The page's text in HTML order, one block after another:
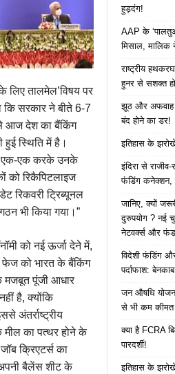
लिए तालमेल’विषय पर
कि सरकार ने बीते 6-7
से आज देश का बैंकिंग
स्थिति में है।
एक-एक करके उनके
को रिकैपिटलाइज
रिकवरी ट्रिब्यूनल
भी किया गया।”
को नई ऊर्जा देने में,
फेज को भारत के बैंकिंग
मजबूत पूंजी आधार
है, क्योंकि
अंतर्राष्ट्रीय
मील का पत्थर होने के
क्रिएटर्स का
बैलेंस शीट के
हुड़दंग!
AAP के
मिसाल, मालिक
राष्ट्रीय
हुनर से सशक्त हो
झूठ और अफवाह
बंद होने का डर!
इतिहास के
इंदिरा से
फंडिंग कनेक्शन,
जानिए, क्यों
दुरुपयोग ? नई
नेटवर्क्स और फंड
विदेशी फंडिंग
पर्दाफाश:
जन औषधि
से भी कम कीमत
क्या है FCRA
पारदर्शी!
इतिहास के